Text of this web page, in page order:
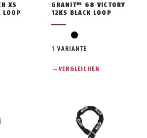
XS
GRANIT™ 68 VICTORY
12KS BLACK LOOP
black
1 VARIANTE
VERGLEICHEN